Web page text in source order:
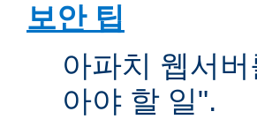
보안 팁
아파치 웹서
아야 할 일".